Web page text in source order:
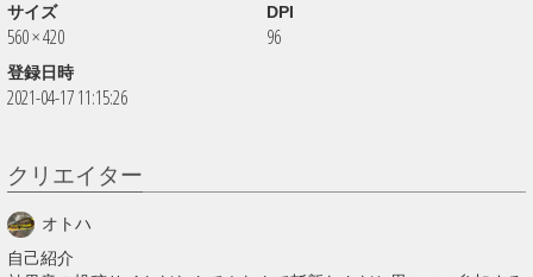
サイズ
560 × 420
DPI
96
登録日時
2021-04-17 11:15:26
クリエイター
オトハ
自己紹介